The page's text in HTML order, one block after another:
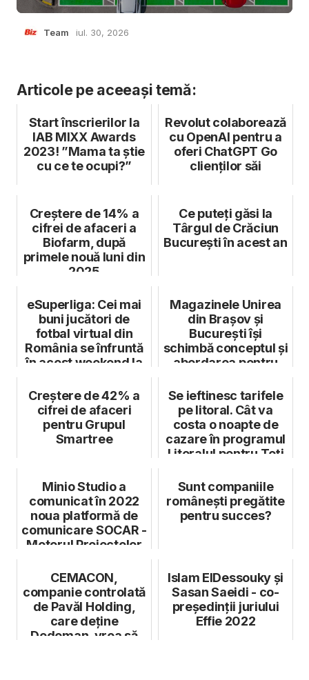
Team iul. 30, 2026
Articole pe aceeași temă:
Start înscrierilor la
IAB MIXX Awards
2023! ”Mama ta știe
cu ce te ocupi?”
Revolut colaborează
cu OpenAI pentru a
oferi ChatGPT Go
clienților săi
Creștere de 14% a
cifrei de afaceri a
Biofarm, după
primele nouă luni din
2025
Ce puteți găsi la
Târgul de Crăciun
București în acest an
eSuperliga: Cei mai
buni jucători de
fotbal virtual din
România se înfruntă
în acest weekend la
Magazinele Unirea
din Brașov și
București își
schimbă conceptul și
abordarea pentru
Creștere de 42% a
cifrei de afaceri
pentru Grupul
Smartree
Se ieftinesc tarifele
pe litoral. Cât va
costa o noapte de
cazare în programul
Litoralul pentru Toți
Minio Studio a
comunicat în 2022
noua platformă de
comunicare SOCAR -
Motorul Proiectelor
Sunt companiile
românești pregătite
pentru succes?
CEMACON,
companie controlată
de Pavăl Holding,
care deține
Dedeman, vrea să
Islam ElDessouky și
Sasan Saeidi - co-
președinții juriului
Effie 2022